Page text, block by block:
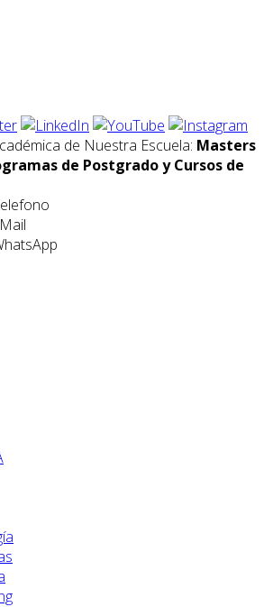
de Nuestra Escuela: Masters
de Postgrado y Cursos de